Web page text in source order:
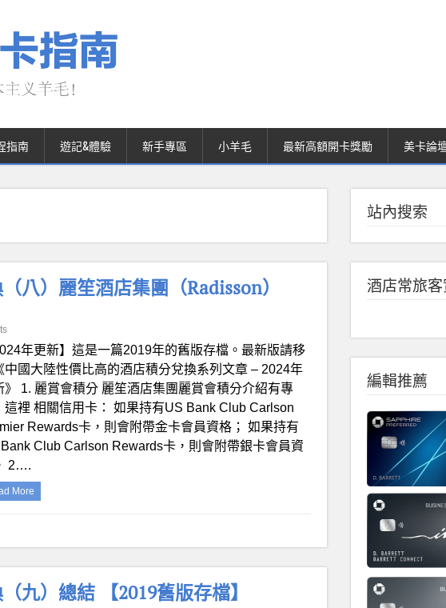
指南 遊記&體驗 新手專區 小羊毛 最新高額開卡獎勵 美卡論
八）麗笙酒店集團（Radisson）
年更新】這是一篇2019年的舊版存檔。最新版請移
中國大陸性價比高的酒店積分兌換系列文章 – 2024年
》 1. 麗賞會積分 麗笙酒店集團麗賞會積分介紹有專
這裡 相關信用卡： 如果持有US Bank Club Carlson
Rewards卡，則會附帶金卡會員資格； 如果持有
Club Carlson Rewards卡，則會附帶銀卡會員資
2….
More
九）總結 【2019舊版存檔】
站內搜索
酒店常旅
編輯推薦